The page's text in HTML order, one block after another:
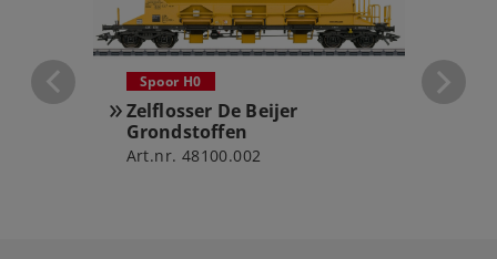
Spoor H0
Zelflosser De Beijer
Grondstoffen
Art.nr. 48100.002